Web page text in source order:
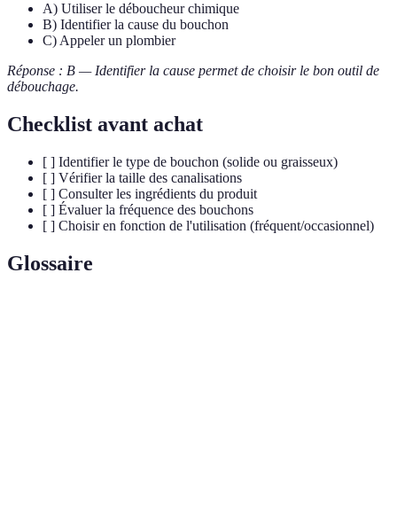
A) Utiliser le déboucheur chimique
B) Identifier la cause du bouchon
C) Appeler un plombier
Réponse : B — Identifier la cause permet de choisir le bon outil de
débouchage.
Checklist avant achat
[ ] Identifier le type de bouchon (solide ou graisseux)
[ ] Vérifier la taille des canalisations
[ ] Consulter les ingrédients du produit
[ ] Évaluer la fréquence des bouchons
[ ] Choisir en fonction de l'utilisation (fréquent/occasionnel)
Glossaire